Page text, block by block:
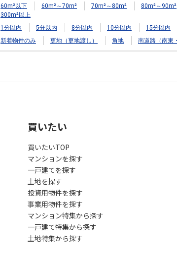
60m²以下 60m²～70m² 70m²～80m² 80m²～90m²
300m²以上
1分以内 5分以内 8分以内 10分以内 15分以内
新着物件のみ 更地（更地渡し） 角地 南道路（南東
買いたい
買いたいTOP
マンションを探す
一戸建てを探す
土地を探す
投資用物件を探す
事業用物件を探す
マンション特集から探す
一戸建て特集から探す
土地特集から探す